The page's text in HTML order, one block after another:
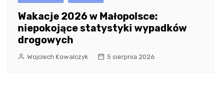
Wakacje 2026 w Małopolsce:
niepokojące statystyki wypadków
drogowych
Wojciech Kowalczyk 5 sierpnia 2026